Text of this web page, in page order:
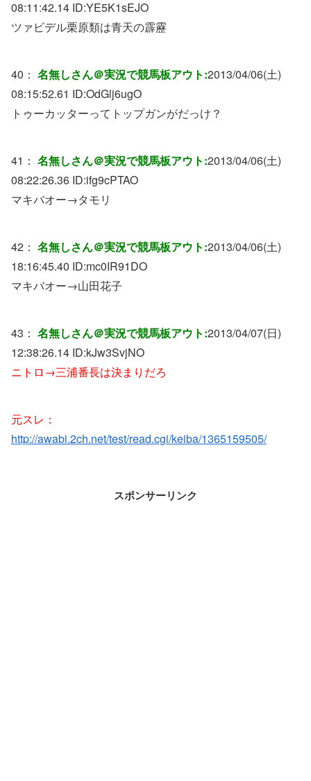
08:11:42.14 ID:YE5K1sEJO
ツァビデル栗原類は青天の霹靂
40： 名無しさん＠実況で競馬板アウト:2013/04/06(土)
08:15:52.61 ID:OdGlj6ugO
トゥーカッターってトップガンがだっけ？
41： 名無しさん＠実況で競馬板アウト:2013/04/06(土)
08:22:26.36 ID:ifg9cPTAO
マキバオー→タモリ
42： 名無しさん＠実況で競馬板アウト:2013/04/06(土)
18:16:45.40 ID:mc0IR91DO
マキバオー→山田花子
43： 名無しさん＠実況で競馬板アウト:2013/04/07(日)
12:38:26.14 ID:kJw3SvjNO
ニトロ→三浦番長は決まりだろ
元スレ：
http://awabi.2ch.net/test/read.cgi/keiba/1365159505/
スポンサーリンク